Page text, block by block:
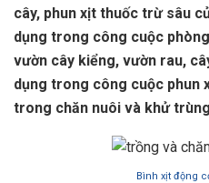
cây, phun xịt thuốc trừ sâu
dụng trong công cuộc
vườn cây kiểng, vườn rau,
dụng trong công cuộc phun
trong chăn nuôi và khử
Bình xịt động